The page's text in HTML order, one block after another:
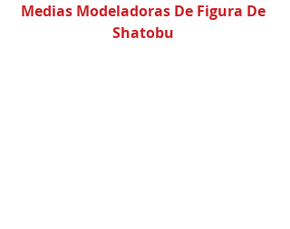
Medias Modeladoras De Figura De
Shatobu